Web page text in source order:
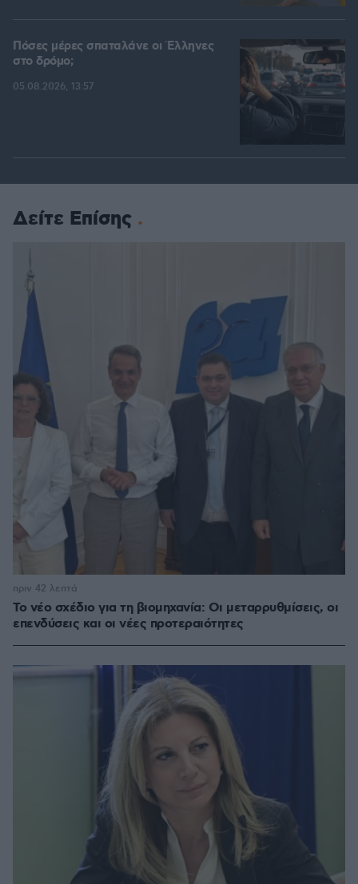
Πόσες μέρες σπαταλάνε οι Έλληνες
στο δρόμο;
05.08.2026, 13:57
Δείτε Επίσης
Το νέο σχέδιο για τη βιομηχανία: Οι μεταρρυθμίσεις, οι
επενδύσεις και οι νέες προτεραιότητες
πριν 42 λεπτά